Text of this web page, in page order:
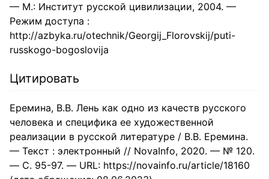
— М.: Институт русской цивилизации, 2004. —
Режим доступа :
http://azbyka.ru/otechnik/Georgij_Florovskij/puti-
russkogo-bogoslovija
Цитировать
Еремина, В.В. Лень как одно из качеств русского
человека и специфика ее художественной
реализации в русской литературе / В.В. Еремина.
— Текст : электронный // NovaInfo, 2020. — № 120.
— С. 95-97. — URL: https://novainfo.ru/article/18160